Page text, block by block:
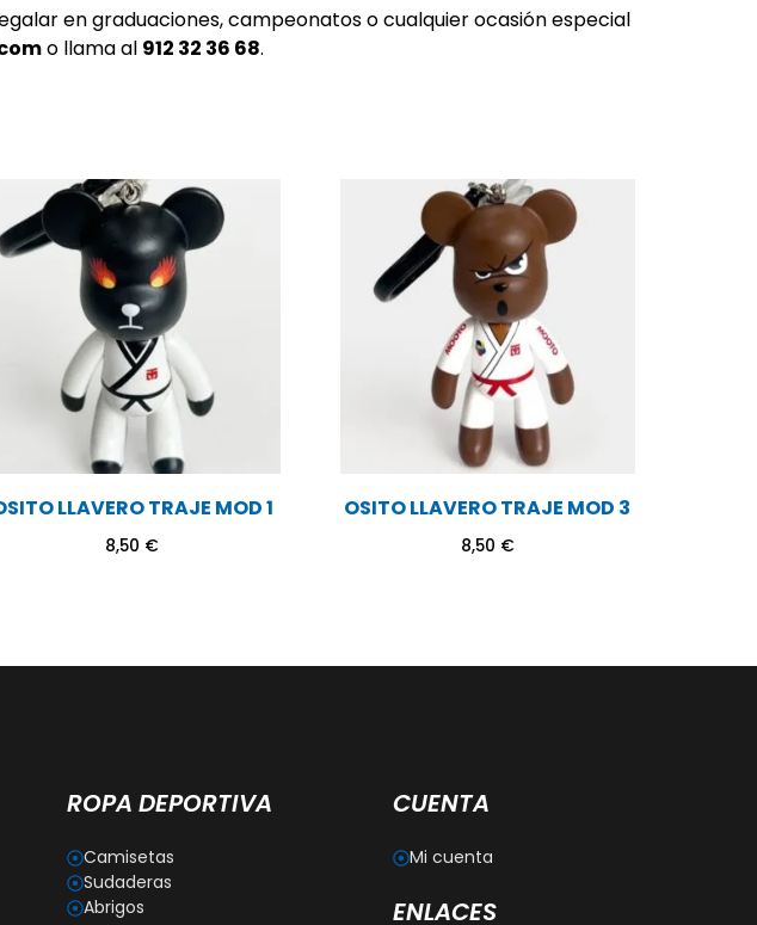
en graduaciones, campeonatos o cualquier ocasión especial
o llama al 912 32 36 68.
LLAVERO TRAJE MOD 1
8,50 €
OSITO LLAVERO TRAJE MOD 3
8,50 €
ROPA DEPORTIVA
Camisetas
Sudaderas
Abrigos
CUENTA
Mi cuenta
ENLACES